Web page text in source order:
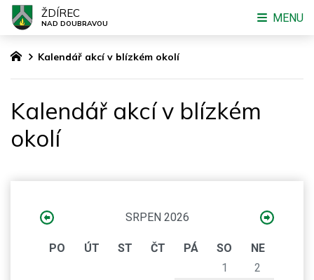
Kalendář akcí v blízkém okolí
Kalendář akcí v blízkém
okolí
SRPEN 2026
PO ÚT ST ČT PÁ SO
NE
1
2
ŽDÍREC
NAD DOUBRAVOU MENU